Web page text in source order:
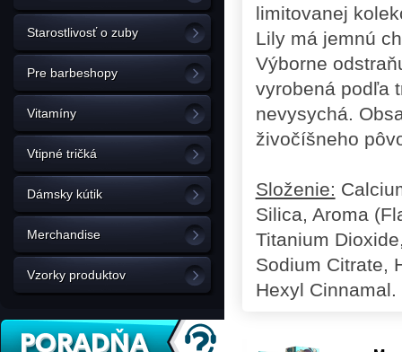
Starostlivosť o zuby
Pre barbeshopy
Vitamíny
Vtipné tričká
Dámsky kútik
Merchandise
Vzorky produktov
limitovanej
Lily má jemnú
Výborne
vyrobená podľa
nevysychá.
živočíšneho
Složenie:
Silica, Aroma
Titanium
Sodium Citrate,
Hexyl Cinnamal.